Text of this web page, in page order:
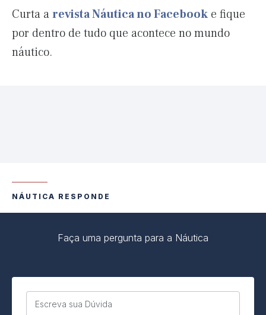
Curta arevista Náutica no Facebook e fique
por dentro de tudo que acontece no mundo
náutico.
NÁUTICA RESPONDE
Faça uma pergunta para a Náutica
Escreva sua Dúvida